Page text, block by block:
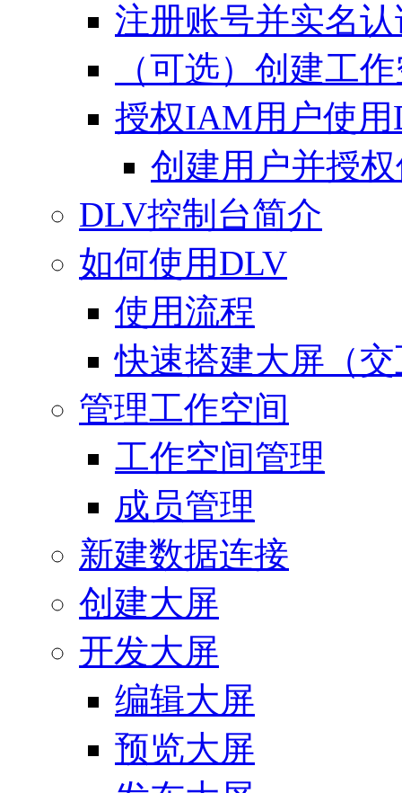
注册账号并实名
（可选）创建工
授权IAM用户使用
创建用户并授
DLV控制台简介
如何使用DLV
使用流程
快速搭建大屏（
管理工作空间
工作空间管理
成员管理
新建数据连接
创建大屏
开发大屏
编辑大屏
预览大屏